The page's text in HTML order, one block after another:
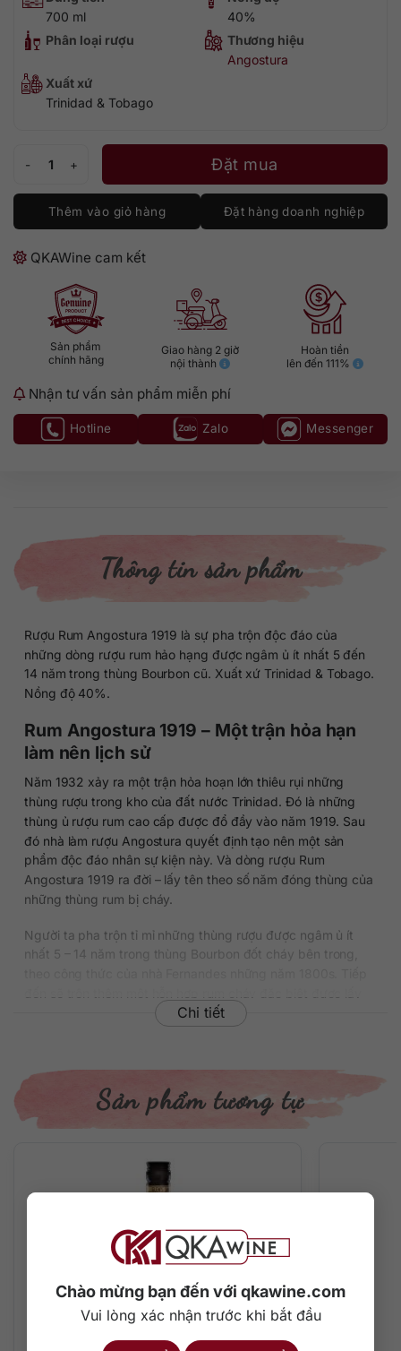
Chào mừng bạn đến với qkawine.com
Vui lòng xác nhận trước khi bắt đầu
700 ml
40%
Phân loại rượu
Thương hiệu
Angostura
Xuất xứ
Trinidad & Tobago
Đặt mua
Thêm vào giỏ hàng Đặt hàng doanh nghiệp
QKAWine cam kết
Sản phẩm
chính hãng
Giao hàng 2 giờ
nội thành
Hoàn tiền
lên đến 111%
Nhận tư vấn sản phẩm miễn phí
Hotline Zalo Messenger
Thông tin sản phẩm
Rượu Rum Angostura 1919 là sự pha trộn độc đáo của
những dòng rượu rum hảo hạng được ngâm ủ ít nhất 5 đến
14 năm trong thùng Bourbon cũ. Xuất xứ Trinidad & Tobago.
Nồng độ 40%.
Rum Angostura 1919 – Một trận hỏa hạn
làm nên lịch sử
Năm 1932 xảy ra một trận hỏa hoạn lớn thiêu rụi những
thùng rượu trong kho của đất nước Trinidad. Đó là những
thùng ủ rượu rum cao cấp được đổ đầy vào năm 1919. Sau
đó nhà làm rượu Angostura quyết định tạo nên một sản
phẩm độc đáo nhân sự kiện này. Và dòng rượu Rum
Angostura 1919 ra đời – lấy tên theo số năm đóng thùng của
những thùng rum bị cháy.
Người ta pha trộn tỉ mỉ những thùng rượu được ngâm ủ ít
nhất 5 – 14 năm trong thùng Bourbon đốt cháy bên trong,
từ những thùng rum 1919 còn sót lại trong trận hỏa hoạn
Mỹ.
Thông tin chi tiết về rượu
Nồng độ: 40%
Màu sắc: Màu vàng hổ phách nhạt trong veo
Cách thưởng thức: Uống nguyên chất, thêm đá viên, pha
Mô tả hương vị rượu
Rượu toát lên ánh hổ phách vàng nhạt trong veo và ngập
Chi tiết
Sản phẩm tương tự